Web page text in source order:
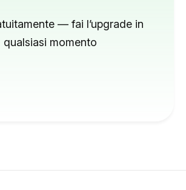
— fai l’upgrade in
qualsiasi momento